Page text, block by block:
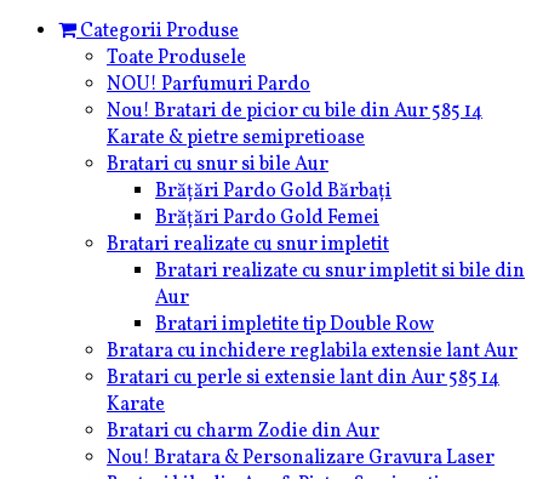
Categorii Produse
Toate Produsele
NOU! Parfumuri Pardo
Nou! Bratari de picior cu bile din Aur 585 14
Karate & pietre semipretioase
Bratari cu snur si bile Aur
Brățări Pardo Gold Bărbați
Brățări Pardo Gold Femei
Bratari realizate cu snur impletit
Bratari realizate cu snur impletit si bile din
Aur
Bratari impletite tip Double Row
Bratara cu inchidere reglabila extensie lant Aur
Bratari cu perle si extensie lant din Aur 585 14
Karate
Bratari cu charm Zodie din Aur
Nou! Bratara & Personalizare Gravura Laser